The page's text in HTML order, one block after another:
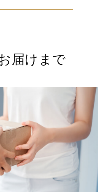
届けまで